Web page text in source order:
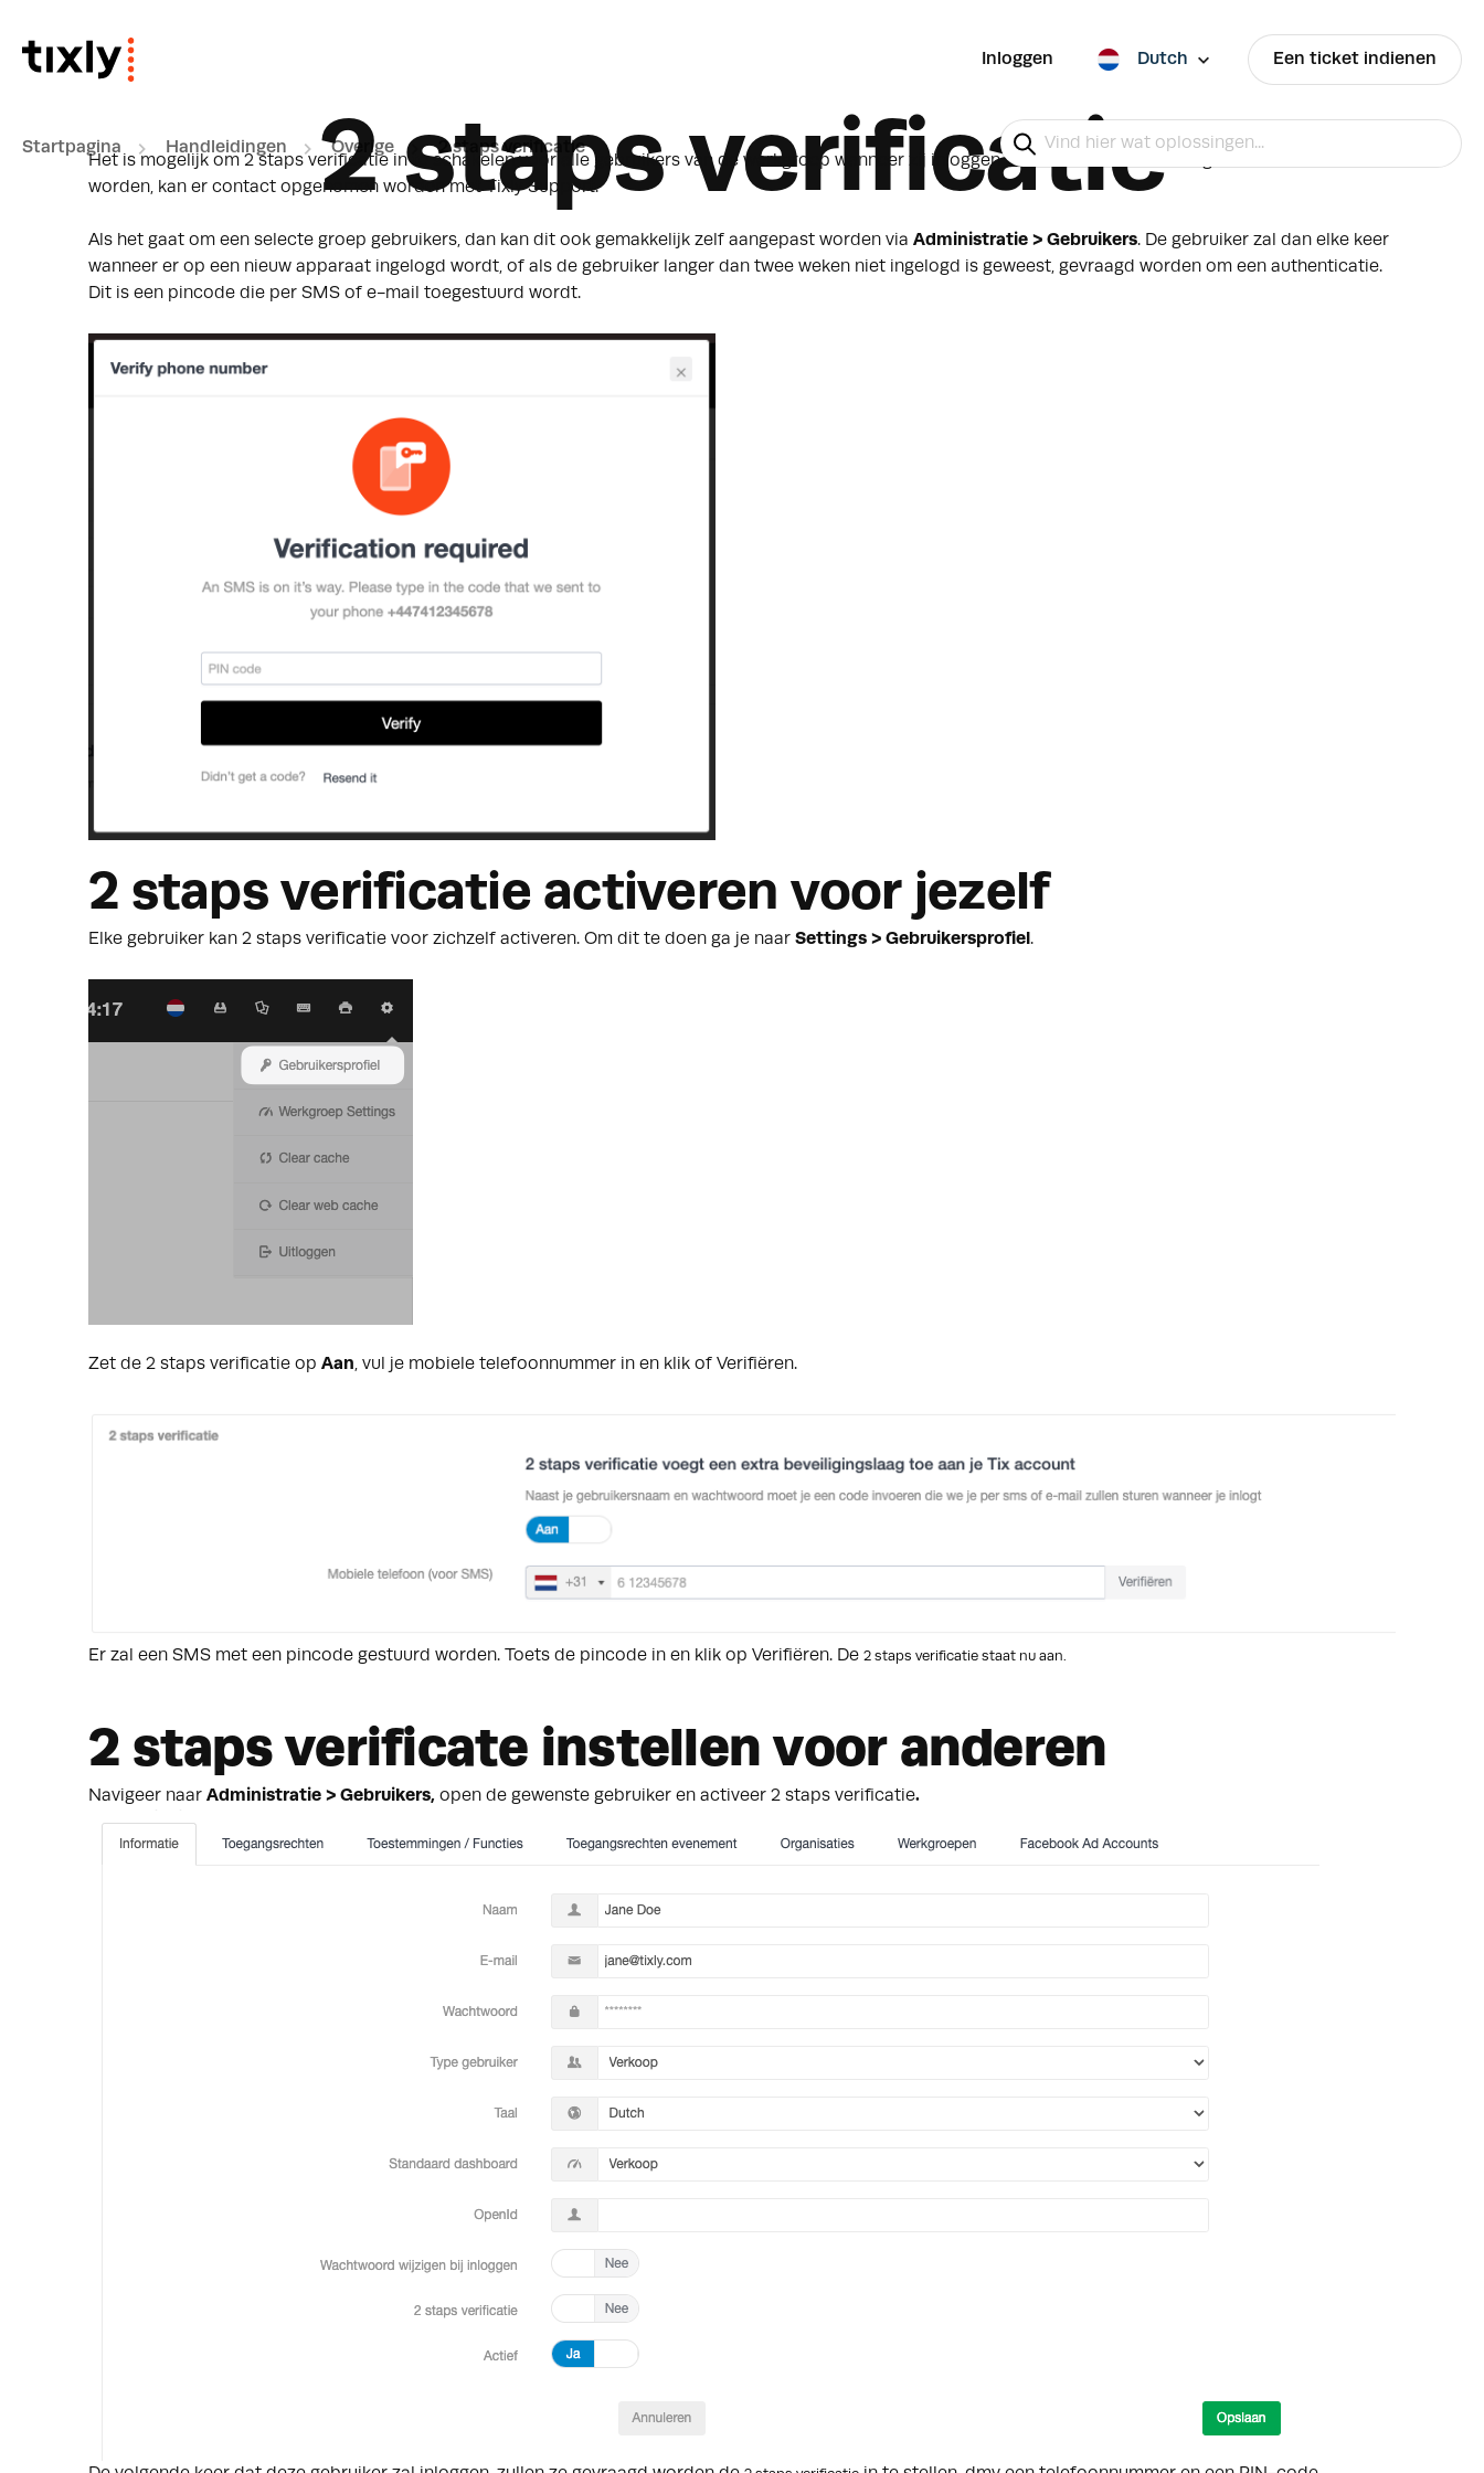
Inloggen Dutch Een ticket indienen
Startpagina Handleidingen Overige 2 staps verificatie
2 staps verificatie
Het is mogelijk om 2 staps verificatie in te schakelen voor alle gebruikers van de werkgroep wanneer zij inloggen in Box Office. Indien dat geactiveerd moet
worden, kan er contact opgenomen worden metTixly Support.
Als het gaat om een selecte groep gebruikers, dan kan dit ook gemakkelijk zelf aangepast worden via Administratie > Gebruikers. De gebruiker zal dan elke keer
wanneer er op een nieuw apparaat ingelogd wordt, of als de gebruiker langer dan twee weken niet ingelogd is geweest, gevraagd worden om een authenticatie.
Dit is een pincode die per SMS of e-mail toegestuurd wordt.
2 staps verificatie activeren voor jezelf
Elke gebruiker kan 2 staps verificatie voor zichzelf activeren. Om dit te doen ga je naar Settings > Gebruikersprofiel.
Zet de 2 staps verificatie op Aan, vul je mobiele telefoonnummer in en klik of Verifiëren.
Er zal een SMS met een pincode gestuurd worden. Toets de pincode in en klik op Verifiëren. De 2 staps verificatie staat nu aan.
2 staps verificate instellen voor anderen
Navigeer naar Administratie > Gebruikers, open de gewenste gebruiker en activeer 2 staps verificatie.